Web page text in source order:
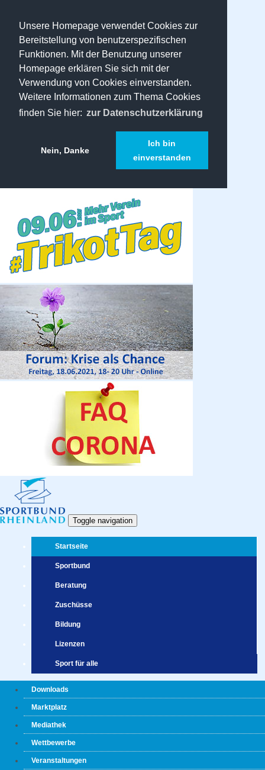
Unsere Homepage verwendet Cookies zur
Bereitstellung von benutzerspezifischen
Funktionen. Mit der Benutzung unserer
Homepage erklären Sie sich mit der
Verwendung von Cookies einverstanden.
Weitere Informationen zum Thema Cookies
finden Sie hier: zur Datenschutzerklärung
Nein, Danke
Ich bin
einverstanden
Toggle navigation
Startseite
Sportbund
Beratung
Zuschüsse
Bildung
Lizenzen
Sport für alle
Downloads
Marktplatz
Mediathek
Wettbewerbe
Veranstaltungen